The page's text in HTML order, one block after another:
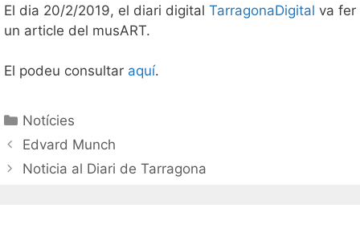
El dia 20/2/2019, el diari digital TarragonaDigital va fer
un article del musART.
El podeu consultar aquí.
Notícies
Edvard Munch
Noticia al Diari de Tarragona